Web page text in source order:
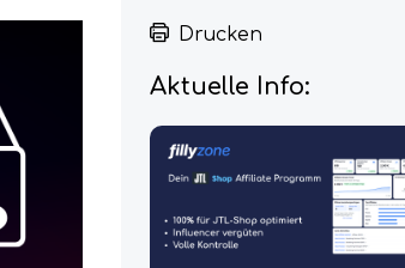
Drucken
Aktuelle Info: